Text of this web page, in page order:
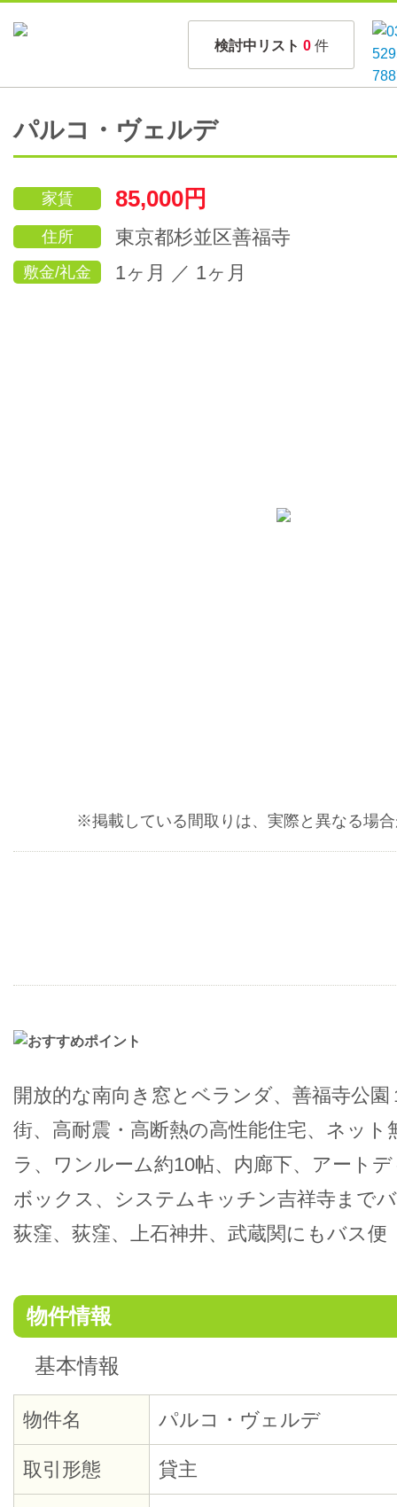
検討中リスト 0 件
パルコ・ヴェルデ
家賃 85,000円
住所 東京都杉並区善福寺
敷金/礼金 1ヶ月 ／ 1ヶ月
※掲載している間取りは、実際と異なる場
開放的な南向き窓とベランダ、善福寺公
街、高耐震・高断熱の高性能住宅、ネット
ラ、ワンルーム約10帖、内廊下、アート
ボックス、システムキッチン吉祥寺まで
荻窪、荻窪、上石神井、武蔵関にもバス便
物件情報
基本情報
物件名 パルコ・ヴェルデ
取引形態 貸主